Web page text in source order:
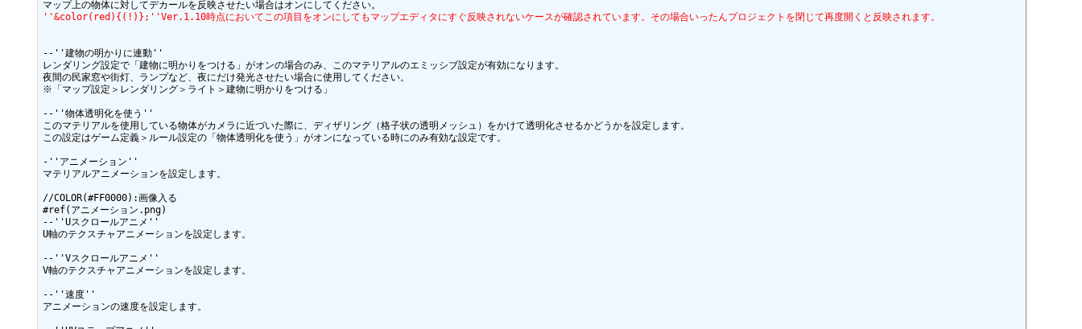
''&color(red){(!)};''Ver.1.10時点においてこの項目をオンにしてもマップエディタにすぐ反映されないケースが確認されています。その場合いったんプロジェクトを閉じて再度開くと反映されます。
--''建物の明かりに連動''
レンダリング設定で「建物に明かりをつける」がオンの場合のみ、このマテリアルのエミッシブ設定が有効になります。
夜間の民家窓や街灯、ランプなど、夜にだけ発光させたい場合に使用してください。
※「マップ設定＞レンダリング＞ライト＞建物に明かりをつける」
--''物体透明化を使う''
このマテリアルを使用している物体がカメラに近づいた際に、ディザリング（格子状の透明メッシュ）をかけて透明化させるかどうかを設定します。
この設定はゲーム定義＞ルール設定の「物体透明化を使う」がオンになっている時にのみ有効な設定です。
-''アニメーション''
マテリアルアニメーションを設定します。
//COLOR(#FF0000):画像入る
#ref(アニメーション.png)
--''Uスクロールアニメ''
U軸のテクスチャアニメーションを設定します。
--''Vスクロールアニメ''
V軸のテクスチャアニメーションを設定します。
--''速度''
アニメーションの速度を設定します。